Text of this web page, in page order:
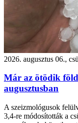
2026. augusztus 06.,
Már az ötödik
augusztusban
A szeizmológusok
3,4-re módosították a